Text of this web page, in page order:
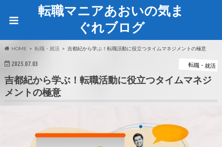
転職マニアあおいの気ま
ぐれブログ
HOME 転職・就活 吉都紀から学ぶ！転職活動に役立つタイムマネジメントの極意
2025.07.03 転職・就活
吉都紀から学ぶ！転職活動に役立つタイムマネジ
メントの極意